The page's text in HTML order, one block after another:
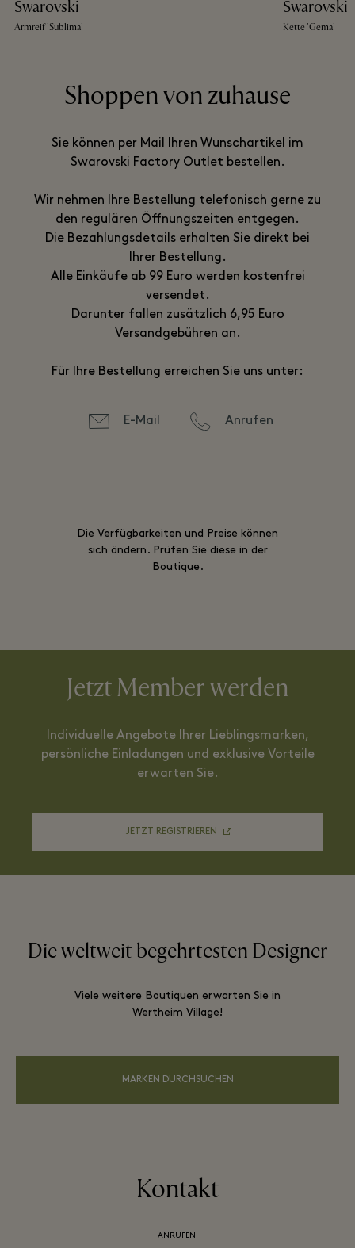
Swarovski
Armreif 'Sublima'
Swarovski
Kette 'Gema'
Shoppen von zuhause
Sie können per Mail Ihren Wunschartikel im
Swarovski Factory Outlet bestellen.
Wir nehmen Ihre Bestellung telefonisch gerne zu
den regulären Öffnungszeiten entgegen.
Die Bezahlungsdetails erhalten Sie direkt bei
Ihrer Bestellung.
Alle Einkäufe ab 99 Euro werden kostenfrei
versendet.
Darunter fallen zusätzlich 6,95 Euro
Versandgebühren an.
Für Ihre Bestellung erreichen Sie uns unter:
E-Mail Anrufen
Die Verfügbarkeiten und Preise können
sich ändern. Prüfen Sie diese in der
Boutique.
Jetzt Member werden
Individuelle Angebote Ihrer Lieblingsmarken,
persönliche Einladungen und exklusive Vorteile
erwarten Sie.
JETZT REGISTRIEREN
Die weltweit begehrtesten Designer
Viele weitere Boutiquen erwarten Sie in
Wertheim Village!
MARKEN DURCHSUCHEN
Kontakt
ANRUFEN: